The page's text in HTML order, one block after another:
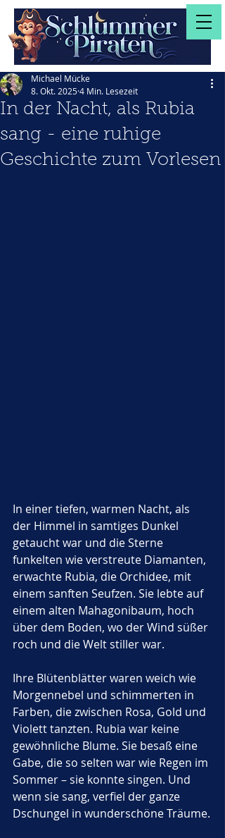
In der Nacht, als Rubia
sang - eine ruhige
Geschichte zum Vorlesen
Michael Mücke
8. Okt. 20254 Min. Lesezeit
In einer tiefen, warmen Nacht, als
der Himmel in samtiges Dunkel
getaucht war und die Sterne
funkelten wie verstreute Diamanten,
erwachte Rubia, die Orchidee, mit
einem sanften Seufzen. Sie lebte auf
einem alten Mahagonibaum, hoch
über dem Boden, wo der Wind süßer
roch und die Welt stiller war.
Ihre Blütenblätter waren weich wie
Morgennebel und schimmerten in
Farben, die zwischen Rosa, Gold und
Violett tanzten. Rubia war keine
gewöhnliche Blume. Sie besaß eine
Gabe, die so selten war wie Regen im
Sommer – sie konnte singen. Und
wenn sie sang, verfiel der ganze
Dschungel in wunderschöne Träume.